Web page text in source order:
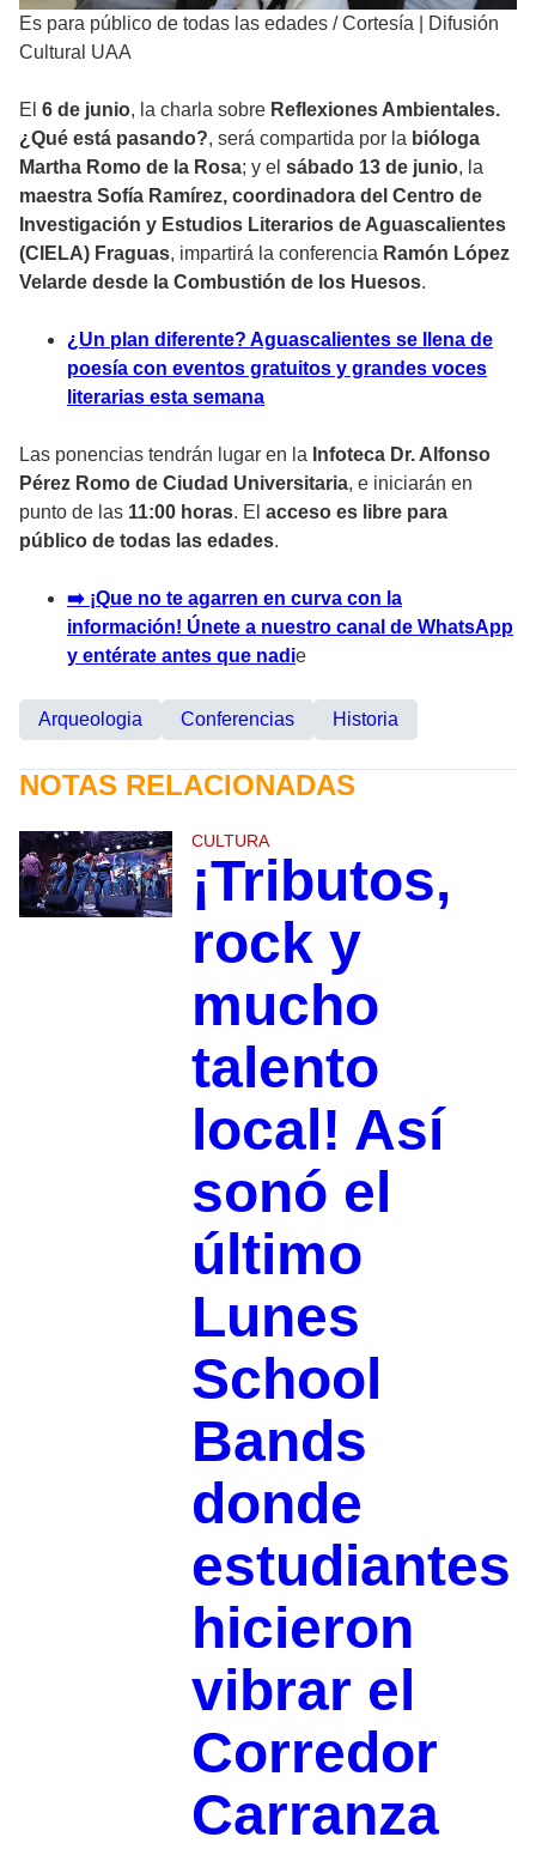
Es para público de todas las edades /Cortesía | Difusión
Cultural UAA
El 6 de junio, la charla sobre Reflexiones Ambientales.
¿Qué está pasando?, será compartida por la bióloga
Martha Romo de la Rosa; y el sábado 13 de junio, la
maestra Sofía Ramírez, coordinadora del Centro de
Investigación y Estudios Literarios de Aguascalientes
(CIELA) Fraguas, impartirá la conferencia Ramón López
Velarde desde la Combustión de los Huesos.
¿Un plan diferente? Aguascalientes se llena de
poesía con eventos gratuitos y grandes voces
literarias esta semana
Las ponencias tendrán lugar en la Infoteca Dr. Alfonso
Pérez Romo de Ciudad Universitaria, e iniciarán en
punto de las 11:00 horas. El acceso es libre para
público de todas las edades.
➡️ ¡Que no te agarren en curva con la
información! Únete a nuestro canal de WhatsApp
y entérate antes que nadie
Arqueologia Conferencias Historia
NOTAS RELACIONADAS
CULTURA
¡Tributos,
rock y
mucho
talento
local! Así
sonó el
último
Lunes
School
Bands
donde
estudiantes
hicieron
vibrar el
Corredor
Carranza